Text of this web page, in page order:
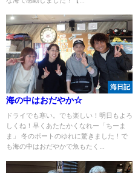
海日記
海の中はおだやか☆
ドライでも寒い。でも楽しい！明日もよろ
しくね！早くあたたかくなれー「ちーま
ま」 冬のボートのゆれに驚きました！で
も海の中はおだやかで魚もたく...